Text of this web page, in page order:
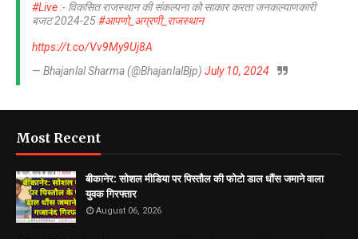
#Live :- विकसित राजस्थान की संकल्पना को साकार करता जनकल्याणकारी
बजट 2024-25#आपणो_अग्रणी_राजस्थान
https://t.co/Vv9My9Uj8A
— Bhajanlal Sharma (@BhajanlalBjp) July 10, 2024
Most Recent
बीकानेर: सोशल मीडिया पर पिस्तौल की फोटो डाल धौंस जमाने वाला
युवक गिरफ्तार
August 06, 2026